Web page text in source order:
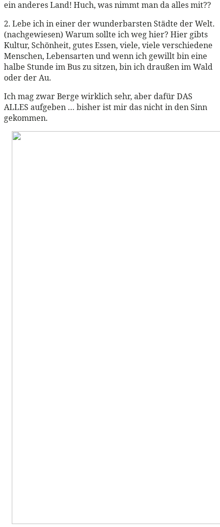
ein anderes Land! Huch, was nimmt man da alles mit??
2. Lebe ich in einer der wunderbarsten Städte der Welt.
(nachgewiesen) Warum sollte ich weg hier? Hier gibts
Kultur, Schönheit, gutes Essen, viele, viele verschiedene
Menschen, Lebensarten und wenn ich gewillt bin eine
halbe Stunde im Bus zu sitzen, bin ich draußen im Wald
oder der Au.
Ich mag zwar Berge wirklich sehr, aber dafür DAS
ALLES aufgeben … bisher ist mir das nicht in den Sinn
gekommen.